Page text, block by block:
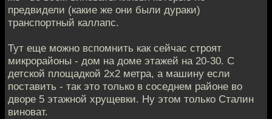
предвидели (какие же они были дураки)
транспортный каллапс.
Тут еще можно вcпомнить как сейчас строят
микрорайоны - дом на доме этажей на 20-30. С
детской площадкой 2х2 метра, а машину если
поставить - так это только в соседнем районе во
дворе 5 этажной хрущевки. Ну этом только Сталин
виноват.